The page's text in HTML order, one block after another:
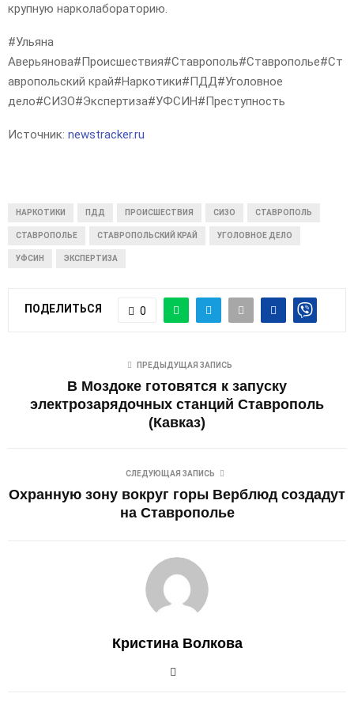
крупную нарколабораторию.
#Ульяна
Аверьянова#Происшествия#Ставрополь#Ставрополье#Ст
авропольский край#Наркотики#ПДД#Уголовное
дело#СИЗО#Экспертиза#УФСИН#Преступность
Источник: newstracker.ru
НАРКОТИКИ ПДД ПРОИСШЕСТВИЯ СИЗО СТАВРОПОЛЬ
СТАВРОПОЛЬЕ СТАВРОПОЛЬСКИЙ КРАЙ УГОЛОВНОЕ ДЕЛО
УФСИН ЭКСПЕРТИЗА
ПОДЕЛИТЬСЯ 0
ПРЕДЫДУЩАЯ ЗАПИСЬ
В Моздоке готовятся к запуску
электрозарядочных станций Ставрополь
(Кавказ)
СЛЕДУЮЩАЯ ЗАПИСЬ
Охранную зону вокруг горы Верблюд создадут
на Ставрополье
Кристина Волкова